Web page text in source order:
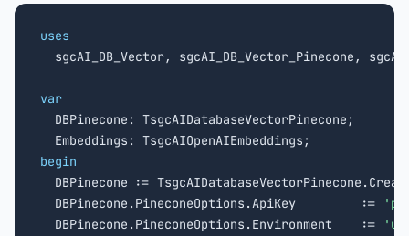
uses
sgcAI_DB_Vector, sgcAI_DB_Vector_Pinecone,
var
DBPinecone: TsgcAIDatabaseVectorPinecone;
begin
DBPinecone :=
  DBPinecone.PineconeOptions.ApiKey         :=
  DBPinecone.PineconeOptions.Environment    :=